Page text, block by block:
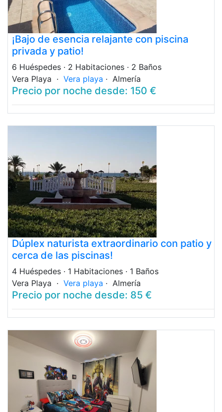
¡Bajo de esencia relajante con piscina
privada y patio!
6 Huéspedes · 2 Habitaciones · 2 Baños
Vera Playa · Vera playa · Almería
Precio por noche desde: 150 €
Dúplex naturista extraordinario con patio y
cerca de las piscinas!
4 Huéspedes · 1 Habitaciones · 1 Baños
Vera Playa · Vera playa · Almería
Precio por noche desde: 85 €